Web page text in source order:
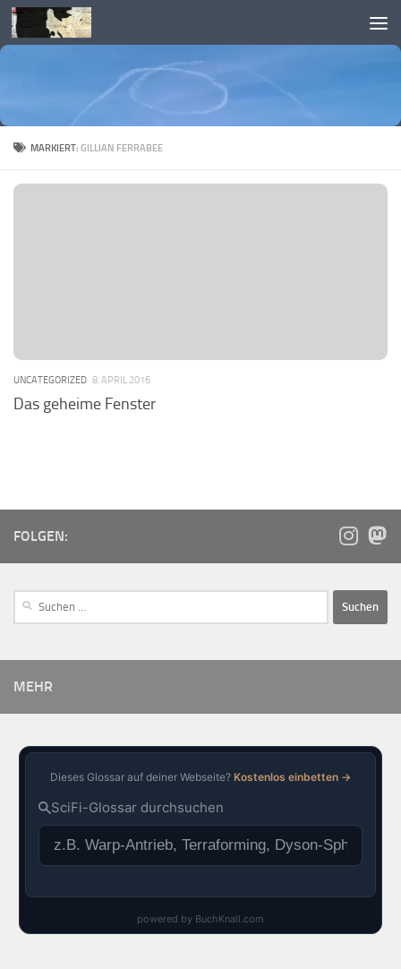
Skip to content
MARKIERT:GILLIAN FERRABEE
UNCATEGORIZED 8. APRIL 2016
Das geheime Fenster
FOLGEN:
MEHR